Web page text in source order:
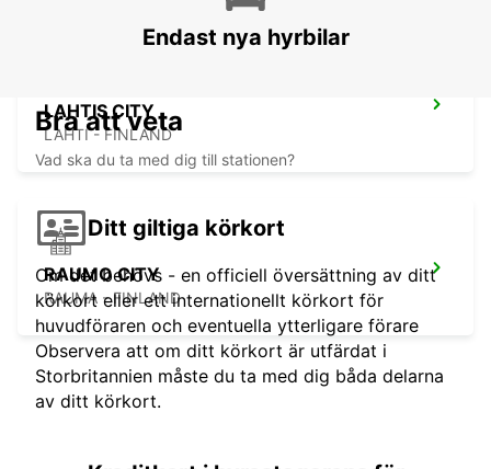
LAHTIS CITY
LAHTI - FINLAND
RAUMO CITY
RAUMA - FINLAND
Endast nya hyrbilar
Bra att veta
Vad ska du ta med dig till stationen?
Ditt giltiga körkort
Om det behövs - en officiell översättning av ditt
körkort eller ett internationellt körkort för
huvudföraren och eventuella ytterligare förare
Observera att om ditt körkort är utfärdat i
Storbritannien måste du ta med dig båda delarna
av ditt körkort.